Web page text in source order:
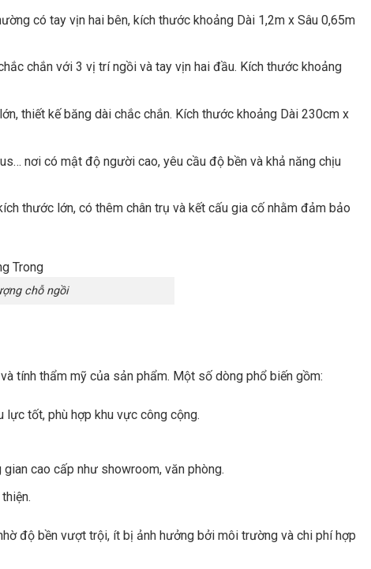
có tay vịn hai bên, kích thước khoảng Dài 1,2m x Sâu 0,65m
chắn với 3 vị trí ngồi và tay vịn hai đầu. Kích thước khoảng
thiết kế băng dài chắc chắn. Kích thước khoảng Dài 230cm x
nơi có mật độ người cao, yêu cầu độ bền và khả năng chịu
thước lớn, có thêm chân trụ và kết cấu gia cố nhằm đảm bảo
chỗ ngồi
tính thẩm mỹ của sản phẩm. Một số dòng phổ biến gồm:
tốt, phù hợp khu vực công cộng.
cao cấp như showroom, văn phòng.
độ bền vượt trội, ít bị ảnh hưởng bởi môi trường và chi phí hợp